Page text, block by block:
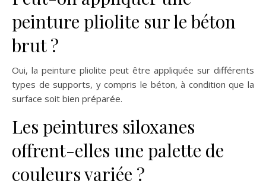
peinture pliolite sur le béton
brut ?
Oui, la peinture pliolite peut être appliquée sur différents
types de supports, y compris le béton, à condition que la
surface soit bien préparée.
Les peintures siloxanes
offrent-elles une palette de
couleurs variée ?